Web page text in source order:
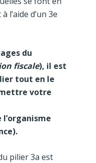
l’aide d’un 3e
du
fiscale), il est
tout en le
votre
l’organisme
pilier 3a est